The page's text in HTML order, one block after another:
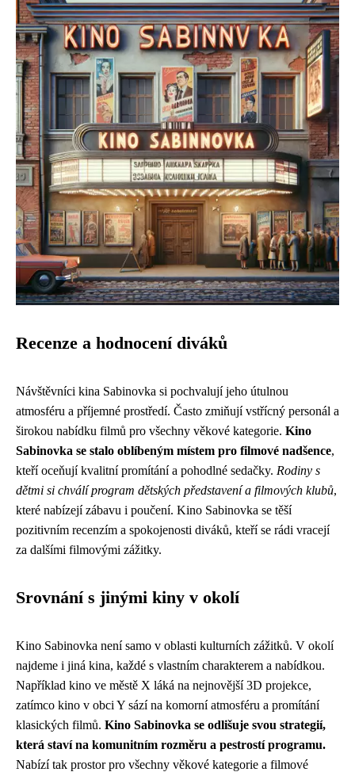
Recenze a hodnocení diváků
Návštěvníci kina Sabinovka si pochvalují jeho útulnou
atmosféru a příjemné prostředí. Často zmiňují vstřícný personál a
širokou nabídku filmů pro všechny věkové kategorie. Kino
Sabinovka se stalo oblíbeným místem pro filmové nadšence,
kteří oceňují kvalitní promítání a pohodlné sedačky. Rodiny s
dětmi si chválí program dětských představení a filmových klubů,
které nabízejí zábavu i poučení. Kino Sabinovka se těší
pozitivním recenzím a spokojenosti diváků, kteří se rádi vracejí
za dalšími filmovými zážitky.
Srovnání s jinými kiny v okolí
Kino Sabinovka není samo v oblasti kulturních zážitků. V okolí
najdeme i jiná kina, každé s vlastním charakterem a nabídkou.
Například kino ve městě X láká na nejnovější 3D projekce,
zatímco kino v obci Y sází na komorní atmosféru a promítání
klasických filmů. Kino Sabinovka se odlišuje svou strategií,
která staví na komunitním rozměru a pestrostí programu.
Nabízí tak prostor pro všechny věkové kategorie a filmové